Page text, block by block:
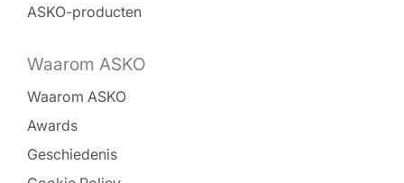
ASKO-producten
Waarom ASKO
Waarom ASKO
Awards
Geschiedenis